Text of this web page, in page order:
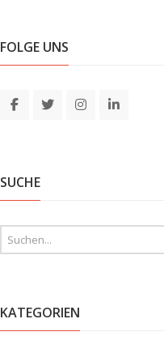
FOLGE UNS
SUCHE
KATEGORIEN